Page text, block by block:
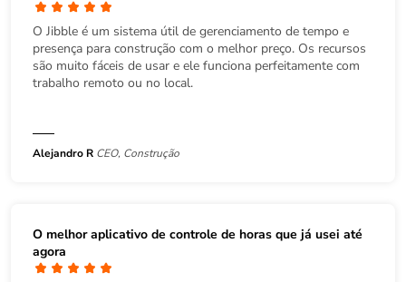
O Jibble é um sistema útil de gerenciamento de tempo e
presença para construção com o melhor preço. Os recursos
são muito fáceis de usar e ele funciona perfeitamente com
trabalho remoto ou no local.
Alejandro R CEO, Construção
O melhor aplicativo de controle de horas que já usei até
agora